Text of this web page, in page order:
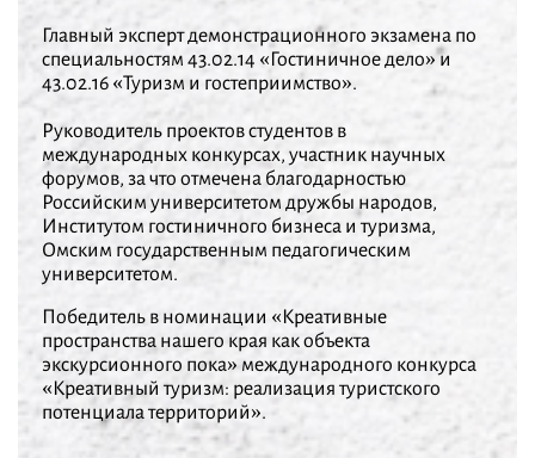
Главный эксперт демонстрационного экзамена по
специальностям 43.02.14 «Гостиничное дело» и
43.02.16 «Туризм и гостеприимство».
Руководитель проектов студентов в
международных конкурсах, участник научных
форумов, за что отмечена благодарностью
Российским университетом дружбы народов,
Институтом гостиничного бизнеса и туризма,
Омским государственным педагогическим
университетом.
Победитель в номинации «Креативные
пространства нашего края как объекта
экскурсионного пока» международного конкурса
«Креативный туризм: реализация туристского
потенциала территорий».